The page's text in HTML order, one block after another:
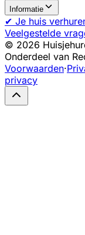
Informatie
✔ Je huis
Veelgestelde
© 2026
Onderdeel van
Voorwaarden·
privacy